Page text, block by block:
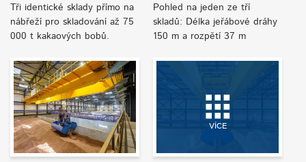
Tři identické sklady přímo na
nábřeží pro skladování až 75
000 t kakaových bobů.
Pohled na jeden ze tří
skladů: Délka jeřábové dráhy
150 m a rozpětí 37 m
VÍCE